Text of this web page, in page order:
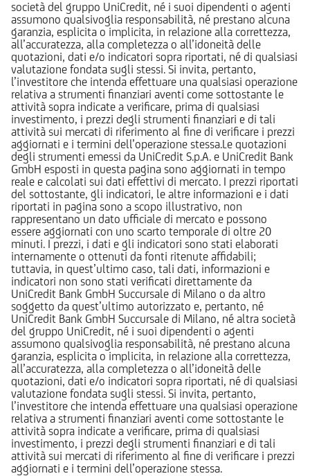
società del gruppo UniCredit, né i suoi dipendenti o agenti
assumono qualsivoglia responsabilità, né prestano alcuna
garanzia, esplicita o implicita, in relazione alla correttezza,
all’accuratezza, alla completezza o all’idoneità delle
quotazioni, dati e/o indicatori sopra riportati, né di qualsiasi
valutazione fondata sugli stessi. Si invita, pertanto,
l’investitore che intenda effettuare una qualsiasi operazione
relativa a strumenti finanziari aventi come sottostante le
attività sopra indicate a verificare, prima di qualsiasi
investimento, i prezzi degli strumenti finanziari e di tali
attività sui mercati di riferimento al fine di verificare i prezzi
aggiornati e i termini dell’operazione stessa.Le quotazioni
degli strumenti emessi da UniCredit S.p.A. e UniCredit Bank
GmbH esposti in questa pagina sono aggiornati in tempo
reale e calcolati sui dati effettivi di mercato. I prezzi riportati
del sottostante, gli indicatori, le altre informazioni e i dati
riportati in pagina sono a scopo illustrativo, non
rappresentano un dato ufficiale di mercato e possono
essere aggiornati con uno scarto temporale di oltre 20
minuti. I prezzi, i dati e gli indicatori sono stati elaborati
internamente o ottenuti da fonti ritenute affidabili;
tuttavia, in quest’ultimo caso, tali dati, informazioni e
indicatori non sono stati verificati direttamente da
UniCredit Bank GmbH Succursale di Milano o da altro
soggetto da quest’ultimo autorizzato e, pertanto, né
UniCredit Bank GmbH Succursale di Milano, né altra società
del gruppo UniCredit, né i suoi dipendenti o agenti
assumono qualsivoglia responsabilità, né prestano alcuna
garanzia, esplicita o implicita, in relazione alla correttezza,
all’accuratezza, alla completezza o all’idoneità delle
quotazioni, dati e/o indicatori sopra riportati, né di qualsiasi
valutazione fondata sugli stessi. Si invita, pertanto,
l’investitore che intenda effettuare una qualsiasi operazione
relativa a strumenti finanziari aventi come sottostante le
attività sopra indicate a verificare, prima di qualsiasi
investimento, i prezzi degli strumenti finanziari e di tali
attività sui mercati di riferimento al fine di verificare i prezzi
aggiornati e i termini dell’operazione stessa.